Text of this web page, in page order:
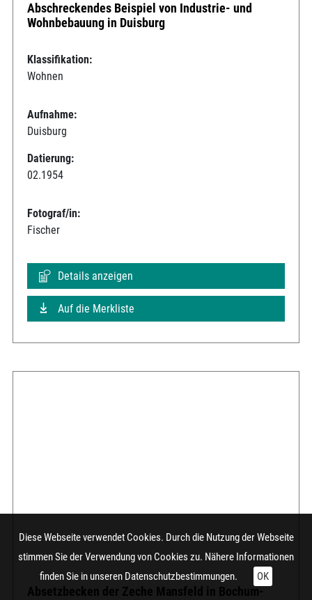
Abschreckendes Beispiel von Industrie- und
Wohnbebauung in Duisburg
Klassifikation:
Wohnen
Aufnahme:
Duisburg
Datierung:
02.1954
Fotograf/in:
Fischer
Details anzeigen
Auf die Merkliste
Absetzbecken der Zeche Mansfeld in Bochum-
Diese Webseite verwendet Cookies. Durch die Nutzung der Webseite
stimmen Sie der Verwendung von Cookies zu. Nähere Informationen
finden Sie in unseren Datenschutzbestimmungen. OK